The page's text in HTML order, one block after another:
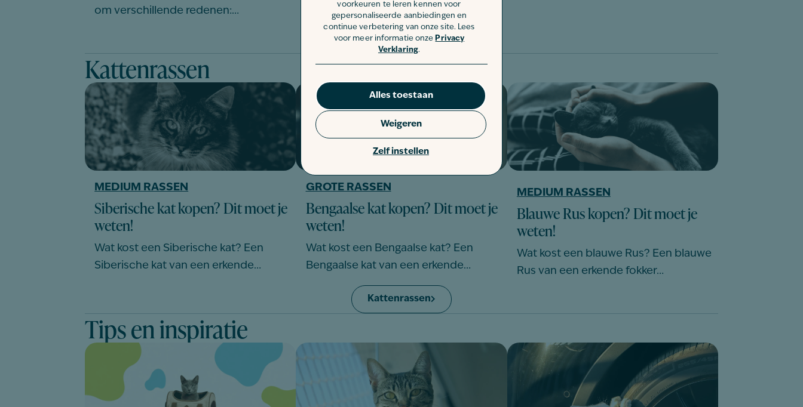
voorkeuren te leren kennen voor
gepersonaliseerde aanbiedingen en
continue verbetering van onze site. Lees
voor meer informatie onze Privacy
Verklaring.
Alles toestaan
Zelf instellen
Weigeren
om verschillende redenen:…
Gedrag en training
Kattenrassen
MEDIUM RASSEN
Siberische kat kopen? Dit moet je
weten!
Wat kost een Siberische kat? Een
Siberische kat van een erkende…
GROTE RASSEN
Bengaalse kat kopen? Dit moet je
weten!
Wat kost een Bengaalse kat? Een
Bengaalse kat van een erkende…
MEDIUM RASSEN
Blauwe Rus kopen? Dit moet je
weten!
Wat kost een blauwe Rus? Een blauwe
Rus van een erkende fokker…
Kattenrassen
Tips en inspiratie